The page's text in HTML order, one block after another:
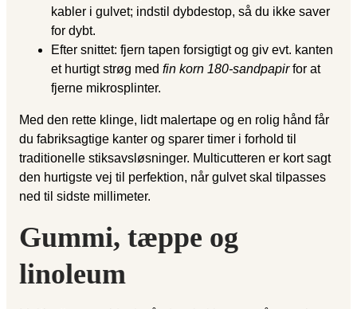
kabler i gulvet; indstil dybdestop, så du ikke saver
for dybt.
Efter snittet: fjern tapen forsigtigt og giv evt. kanten
et hurtigt strøg med fin korn 180-sandpapirfor at
fjerne mikrosplinter.
Med den rette klinge, lidt malertape og en rolig hånd får
du fabriksagtige kanter og sparer timer i forhold til
traditionelle stiksavsløsninger. Multicutteren er kort sagt
den hurtigste vej til perfektion, når gulvet skal tilpasses
ned til sidste millimeter.
Gummi, tæppe og
linoleum